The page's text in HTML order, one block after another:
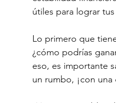
útiles para lograr
Lo primero que
¿cómo podrías
eso, es importante
un rumbo, ¡con